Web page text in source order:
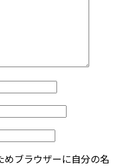
めブラウザーに自分の名